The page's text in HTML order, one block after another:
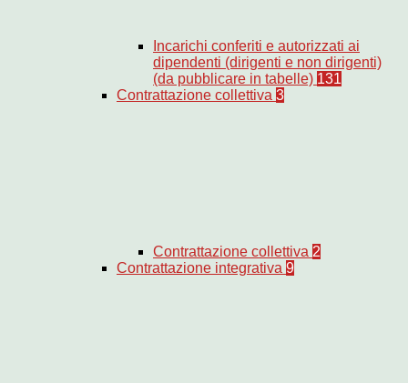
Incarichi conferiti e autorizzati ai
dipendenti (dirigenti e non dirigenti)
(da pubblicare in tabelle) 131
Contrattazione collettiva 3
Contrattazione collettiva 2
Contrattazione integrativa 9